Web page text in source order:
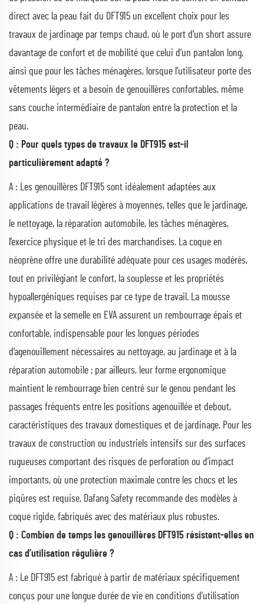
direct avec la peau fait du DFT915 un excellent choix pour les
travaux de jardinage par temps chaud, où le port d’un short assure
davantage de confort et de mobilité que celui d’un pantalon long,
ainsi que pour les tâches ménagères, lorsque l’utilisateur porte des
vêtements légers et a besoin de genouillères confortables, même
sans couche intermédiaire de pantalon entre la protection et la
peau.
Q : Pour quels types de travaux le DFT915 est-il
particulièrement adapté ?
A : Les genouillères DFT915 sont idéalement adaptées aux
applications de travail légères à moyennes, telles que le jardinage,
le nettoyage, la réparation automobile, les tâches ménagères,
l’exercice physique et le tri des marchandises. La coque en
néoprène offre une durabilité adéquate pour ces usages modérés,
tout en privilégiant le confort, la souplesse et les propriétés
hypoallergéniques requises par ce type de travail. La mousse
expansée et la semelle en EVA assurent un rembourrage épais et
confortable, indispensable pour les longues périodes
d’agenouillement nécessaires au nettoyage, au jardinage et à la
réparation automobile ; par ailleurs, leur forme ergonomique
maintient le rembourrage bien centré sur le genou pendant les
passages fréquents entre les positions agenouillée et debout,
caractéristiques des travaux domestiques et de jardinage. Pour les
travaux de construction ou industriels intensifs sur des surfaces
rugueuses comportant des risques de perforation ou d’impact
importants, où une protection maximale contre les chocs et les
piqûres est requise, Dafang Safety recommande des modèles à
coque rigide, fabriqués avec des matériaux plus robustes.
Q : Combien de temps les genouillères DFT915 résistent-elles en
cas d’utilisation régulière ?
A : Le DFT915 est fabriqué à partir de matériaux spécifiquement
conçus pour une longue durée de vie en conditions d’utilisation